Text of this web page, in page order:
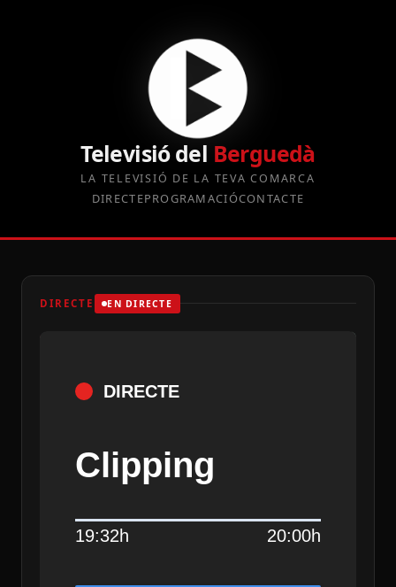
Televisió del Berguedà
LA TELEVISIÓ DE LA TEVA COMARCA
DIRECTEPROGRAMACIÓCONTACTE
DIRECTE EN DIRECTE
DIRECTE
Clipping
19:32h 20:00h